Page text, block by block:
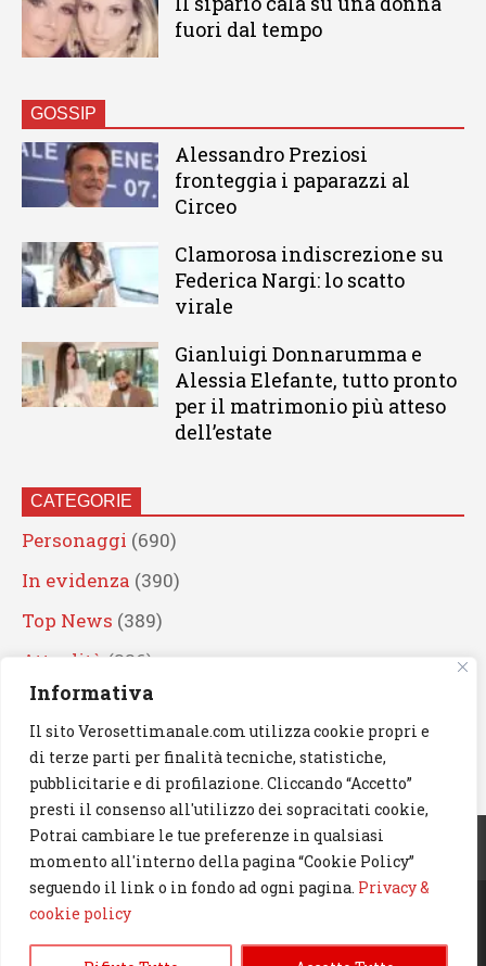
Informativa
Il sito Verosettimanale.com utilizza cookie propri e
di terze parti per finalità tecniche, statistiche,
pubblicitarie e di profilazione. Cliccando “Accetto”
presti il consenso all'utilizzo dei sopracitati cookie,
Potrai cambiare le tue preferenze in qualsiasi
momento all'interno della pagina “Cookie Policy”
seguendo il link o in fondo ad ogni pagina. Privacy &
cookie policy
fuori dal tempo
GOSSIP
Alessandro Preziosi
fronteggia i paparazzi al
Circeo
Clamorosa indiscrezione su
Federica Nargi: lo scatto
virale
Gianluigi Donnarumma e
Alessia Elefante, tutto pronto
per il matrimonio più atteso
dell’estate
CATEGORIE
Personaggi (690)
In evidenza (390)
Top News (389)
Attualità (336)
Eventi(330)
Artisti (241)
News(239)
Cerca
© 2023 Verosettimanale.com. All rights reserved.